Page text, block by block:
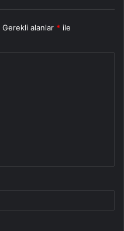
Gerekli alanlar * ile